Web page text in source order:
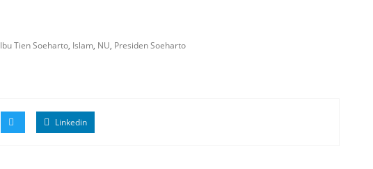
Ibu Tien Soeharto, Islam, NU, Presiden Soeharto
Linkedin